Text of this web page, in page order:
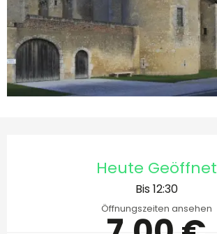
Heute Geöffnet
Bis 12:30
Öffnungszeiten ansehen